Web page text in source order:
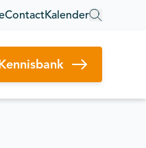
ContactKalender